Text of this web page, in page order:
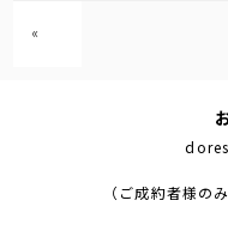
«
（ご成約者様の